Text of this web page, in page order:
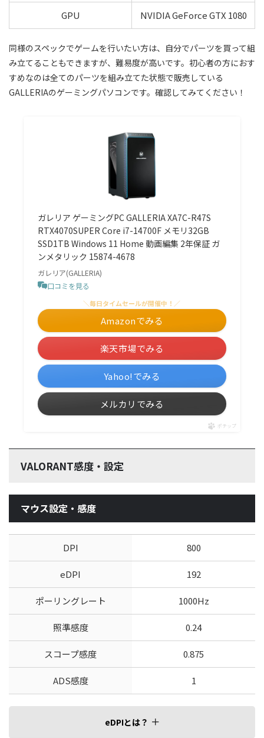
GPU NVIDIA GeForce GTX 1080
同様のスペックでゲームを行いたい方は、自分でパーツを買って組
み立てることもできますが、難易度が高いです。初心者の方におす
すめなのは全てのパーツを組み立てた状態で販売している
GALLERIAのゲーミングパソコンです。確認してみてください！
ガレリア ゲーミングPC GALLERIA XA7C-R47S
RTX4070SUPER Core i7-14700F メモリ32GB
SSD1TB Windows 11 Home 動画編集 2年保証 ガ
ンメタリック 15874-4678
ガレリア(GALLERIA)
口コミを見る
＼毎日タイムセールが開催中！／
Amazonでみる
楽天市場でみる
Yahoo!でみる
メルカリでみる
ポチップ
VALORANT感度・設定
マウス設定・感度
DPI 800
eDPI 192
ポーリングレート 1000Hz
照準感度 0.24
スコープ感度 0.875
ADS感度 1
eDPIとは？